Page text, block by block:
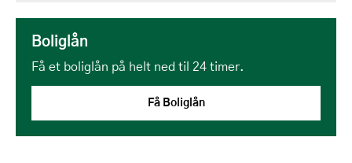
Boliglån
Få et boliglån på helt ned til 24 timer.
Få Boliglån